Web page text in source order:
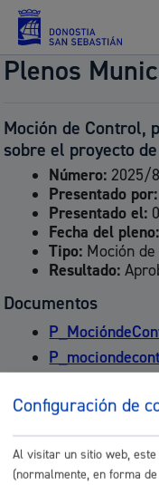
Plenos
Moción de Control,
sobre el proyecto
Número:2025/
Presentado por:
Presentado el:
Fecha del pleno:
Tipo: Moción
Resultado:
Documentos
Comunícate con el
Sebastián
Configuración de
Al visitar un sitio web,
(normalmente, en forma